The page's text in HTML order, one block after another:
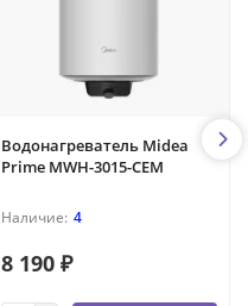
Водонагреватель Midea
Prime MWH-3015-CEM
4
8 190 ₽